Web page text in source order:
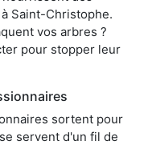
Saint-Christophe.
vos arbres ?
pour stopper leur
sortent pour
servent d'un fil de